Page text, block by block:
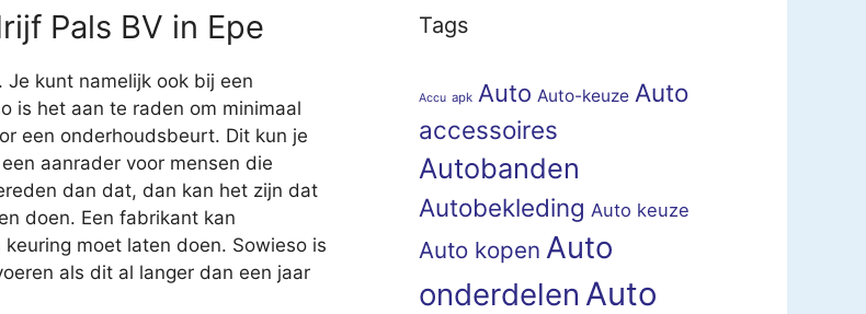
Pals BV in Epe
kunt namelijk ook bij een
is het aan te raden om minimaal
een onderhoudsbeurt. Dit kun je
aanrader voor mensen die
dan dat, dan kan het zijn dat
doen. Een fabrikant kan
moet laten doen. Sowieso is
als dit al langer dan een jaar
Tags
Accu apk Auto Auto-keuze Auto
accessoires
Autobanden
Autobekleding Auto keuze
Auto kopen Auto
onderdelen Auto